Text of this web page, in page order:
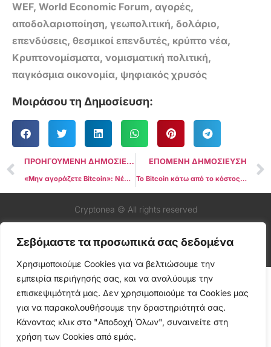
Σεβόμαστε τα προσωπικά σας δεδομένα
Χρησιμοποιούμε Cookies για να βελτιώσουμε την
εμπειρία περιήγησής σας, και να αναλύουμε την
επισκεψιμότητά μας. Δεν χρησιμοποιούμε τα Cookies μας
για να παρακολουθήσουμε την δραστηριότητά σας.
Κάνοντας κλικ στο "Αποδοχή Όλων", συναινείτε στη
χρήση των Cookies από εμάς.
WEF, World Economic Forum, αγορές,
αποδολαριοποίηση, γεωπολιτική, δολάριο,
επενδύσεις, θεσμικοί επενδυτές, κρύπτο νέα,
Κρυπτονομίσματα, νομισματική πολιτική,
παγκόσμια οικονομία, ψηφιακός χρυσός
Μοιράσου τη Δημοσίευση:
ΠΡΟΗΓΟΥΜΕΝΗ ΔΗΜΟΣΙΕΥΣΗ
«Μην αγοράζετε Bitcoin»: Νέα emails δείχνουν ότι ο Jeffrey Epstein προειδοποιούσε για το BTC – Τι αποκαλύπτουν τα αρχεία
ΕΠΟΜΕΝΗ ΔΗΜΟΣΙΕΥΣΗ
Το Bitcoin κάτω από το κόστος του Michael Saylor για πρώτη φορά από το 2023 – Τι σημαίνει το “σπάσιμο” των $76.000 και γιατί ανησυχεί την αγορά
Cryptonea © All rights reserved